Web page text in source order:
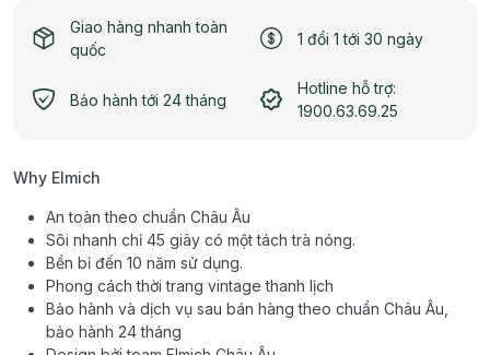
Giao hàng nhanh toàn
quốc
1 đổi 1 tới 30 ngày
Bảo hành tới 24 tháng
Hotline hỗ trợ:
1900.63.69.25
Why Elmich
An toàn theo chuẩn Châu Âu
Sôi nhanh chỉ 45 giây có một tách trà nóng.
Bền bỉ đến 10 năm sử dụng.
Phong cách thời trang vintage thanh lịch
Bảo hành và dịch vụ sau bán hàng theo chuẩn Châu Âu,
bảo hành 24 tháng